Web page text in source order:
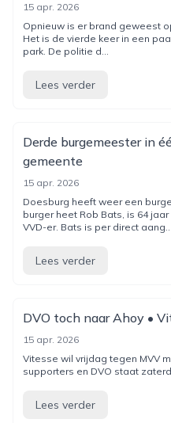
15 apr. 2026
Opnieuw is er brand geweest
Het is de vierde keer in een
park. De politie d...
Lees verder
Derde burgemeester in
gemeente
15 apr. 2026
Doesburg heeft weer een
burger heet Rob Bats, is 64
VVD-er. Bats is per direct aang...
Lees verder
DVO toch naar Ahoy •
15 apr. 2026
Vitesse wil vrijdag tegen MVV
supporters en DVO staat
Lees verder